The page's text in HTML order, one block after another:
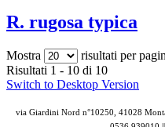
R. rugosa typica
Mostra
risultati per
Risultati 1 - 10 di 10
Switch to Desktop Version
via Giardini Nord n°10250, 41028